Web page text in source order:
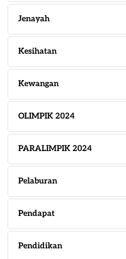
Jenayah
Kesihatan
Kewangan
OLIMPIK 2024
PARALIMPIK 2024
Pelaburan
Pendapat
Pendidikan